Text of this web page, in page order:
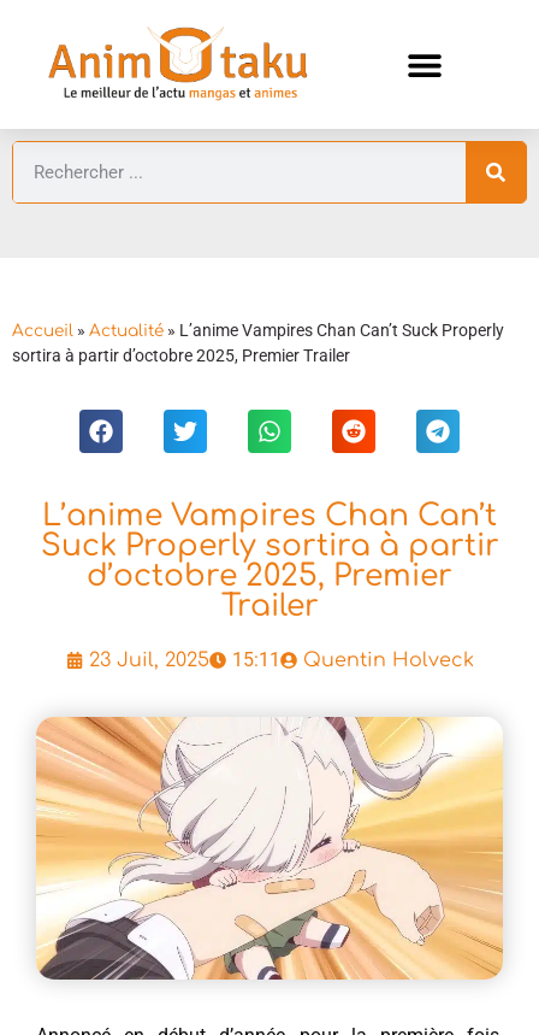
Accueil » Actualité » L’anime Vampires Chan Can’t Suck Properly
sortira à partir d’octobre 2025, Premier Trailer
L’anime Vampires Chan Can’t
Suck Properly sortira à partir
d’octobre 2025, Premier
Trailer
23 Juil, 2025 15:11 Quentin Holveck